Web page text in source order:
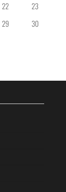
22
23
29
30